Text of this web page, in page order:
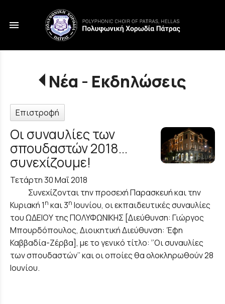
menu
Νέα - Εκδηλώσεις
Επιστροφή
Οι συναυλίες των
σπουδαστών 2018...
συνεχίζουμε!
Τετάρτη 30 Μαΐ 2018
Συνεχίζονται την προσεχή Παρασκευή και την
Κυριακή 1η και 3η Ιουνίου, οι εκπαιδευτικές συναυλίες
του ΩΔΕΙΟΥ της ΠΟΛΥΦΩΝΙΚΗΣ [Διεύθυνση: Γιώργος
Μπουρδόπουλος, Διοικητική Διεύθυνση: Έφη
Καββαδία-Ζέρβα], με το γενικό τίτλο: ‘’Οι συναυλίες
των σπουδαστών’’ και οι οποίες θα ολοκληρωθούν 28
Ιουνίου.